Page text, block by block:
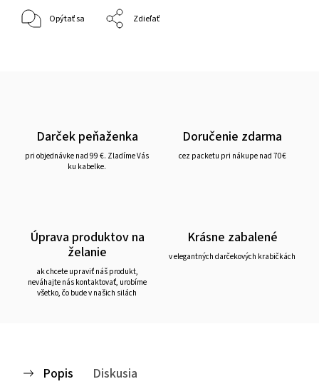
Opýtať sa Zdieľať
Darček peňaženka
pri objednávke nad 99 €. Zladíme Vás
ku kabelke.
Doručenie zdarma
cez packetu pri nákupe nad 70€
Úprava produktov na
želanie
ak chcete upraviť náš produkt,
neváhajte nás kontaktovať, urobíme
všetko, čo bude v našich silách
Krásne zabalené
v elegantných darčekových krabičkách
Popis Diskusia